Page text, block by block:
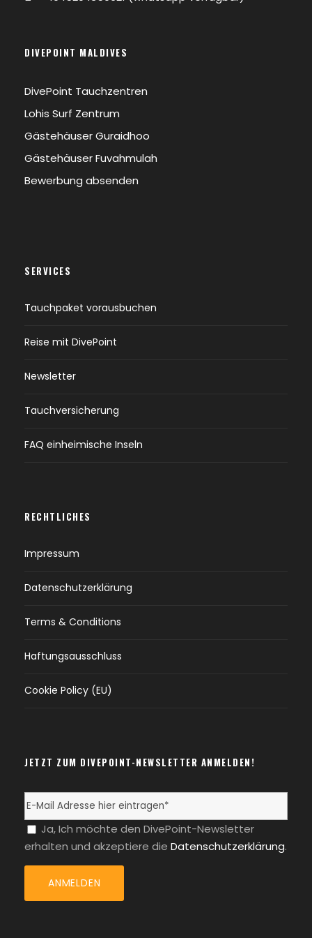
NITROX für zertifizierte Taucher
Unsere Dive&Stay-Pakete sind anpassbar.
Bitte kontaktiere uns und wir stellen gerne
Gästehäuser
RANGALI ETO’S
KAAFU INN
Impressionen
DIVEPOINT MALDIVES
DivePoint Tauchzentren
Lohis Surf Zentrum
Gästehäuser Guraidhoo
Gästehäuser Fuvahmulah
Bewerbung absenden
SERVICES
Tauchpaket vorausbuchen
Reise mit DivePoint
Newsletter
Tauchversicherung
FAQ einheimische Inseln
RECHTLICHES
Impressum
Datenschutzerklärung
Terms & Conditions
Haftungsausschluss
Cookie Policy (EU)
JETZT ZUM DIVEPOINT-NEWSLETTER ANMELDEN!
Ja, Ich möchte den DivePoint-Newsletter
erhalten und akzeptiere die Datenschutzerklärung.